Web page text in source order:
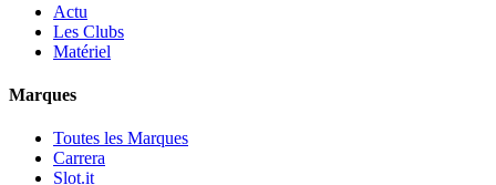
Actu
Les Clubs
Matériel
Marques
Toutes les Marques
Carrera
Slot.it